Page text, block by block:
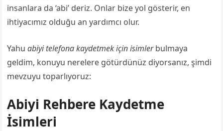
insanlara da ‘abi’ deriz. Onlar bize yol gösterir, en
ihtiyacımız olduğu an yardımcı olur.
Yahuabiyi telefona kaydetmek için isimlerbulmaya
geldim, konuyu nerelere götürdünüz diyorsanız, şimdi
mevzuyu toparlıyoruz:
Abiyi Rehbere Kaydetme
İsimleri